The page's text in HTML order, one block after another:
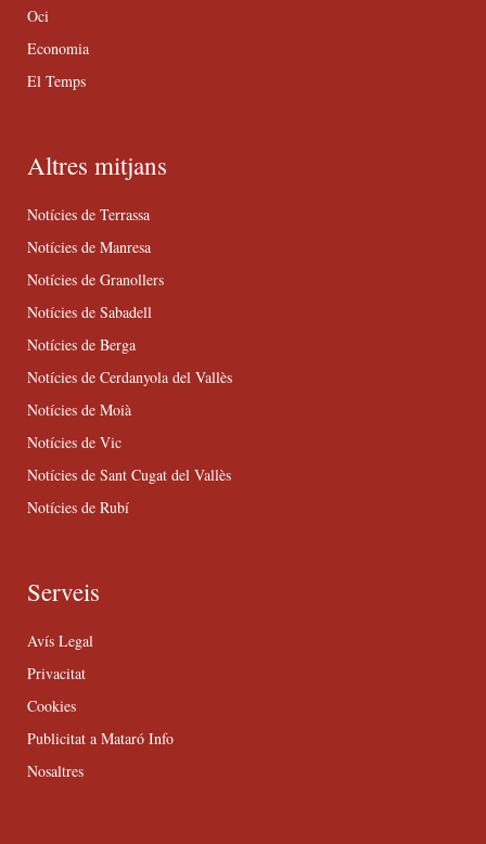
Oci
Economia
El Temps
Altres mitjans
Notícies de Terrassa
Notícies de Manresa
Notícies de Granollers
Notícies de Sabadell
Notícies de Berga
Notícies de Cerdanyola del Vallès
Notícies de Moià
Notícies de Vic
Notícies de Sant Cugat del Vallès
Notícies de Rubí
Serveis
Avís Legal
Privacitat
Cookies
Publicitat a Mataró Info
Nosaltres